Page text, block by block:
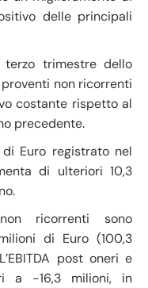
delle principali
trimestre dello
proventi non ricorrenti
costante rispetto al
precedente.
Euro registrato nel
di ulteriori 10,3
ricorrenti sono
di Euro (100,3
post oneri e
a -16,3 milioni, in